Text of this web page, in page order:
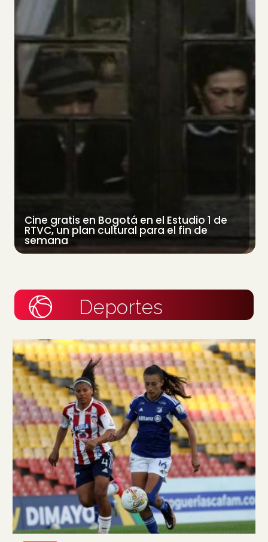
Cine gratis en Bogotá en el Estudio 1 de
RTVC, un plan cultural para el fin de
semana
Deportes